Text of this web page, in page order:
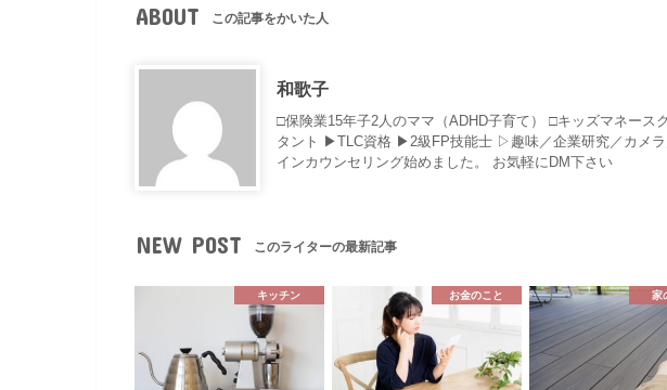
ABOUT この記事をかいた人
和歌子
□保険業15年子2人のママ（ADHD子育て） □キッズマネース
タント ▶︎TLC資格 ▶︎2級FP技能士 ▷趣味／企業研究／カメラ
インカウンセリング始めました。 お気軽にDM下さい
NEW POST このライターの最新記事
キッチン お金のこと 家